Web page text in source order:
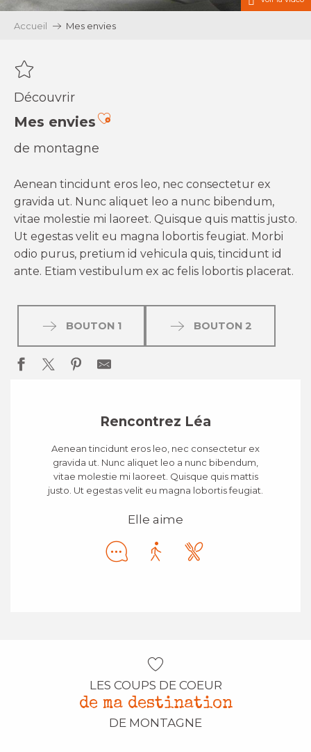
Accueil Mes envies
Découvrir
Mes enviesAjouter aux favoris
de montagne
Aenean tincidunt eros leo, nec consectetur ex
gravida ut. Nunc aliquet leo a nunc bibendum,
vitae molestie mi laoreet. Quisque quis mattis justo.
Ut egestas velit eu magna lobortis feugiat. Morbi
odio purus, pretium id vehicula quis, tincidunt id
ante. Etiam vestibulum ex ac felis lobortis placerat.
BOUTON 1 BOUTON 2
Rencontrez Léa
Aenean tincidunt eros leo, nec consectetur ex
gravida ut. Nunc aliquet leo a nunc bibendum,
vitae molestie mi laoreet. Quisque quis mattis
justo. Ut egestas velit eu magna lobortis feugiat.
Elle aime
LES COUPS DE COEUR
de ma destination
DE MONTAGNE